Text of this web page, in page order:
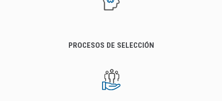
PROCESOS DE SELECCIÓN